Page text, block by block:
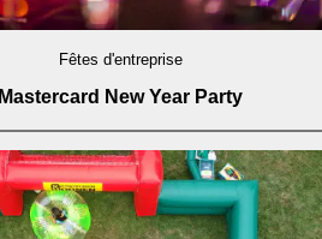
Fêtes d'entreprise
Mastercard New Year Party